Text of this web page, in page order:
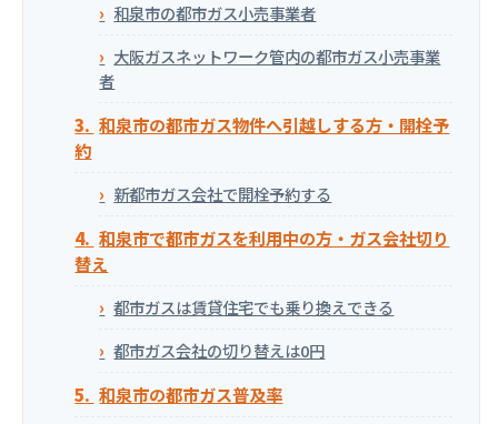
和泉市の都市ガス小売事業者
大阪ガスネットワーク管内の都市ガス小売事業
者
和泉市の都市ガス物件へ引越しする方・開栓予
約
新都市ガス会社で開栓予約する
和泉市で都市ガスを利用中の方・ガス会社切り
替え
都市ガスは賃貸住宅でも乗り換えできる
都市ガス会社の切り替えは0円
和泉市の都市ガス普及率